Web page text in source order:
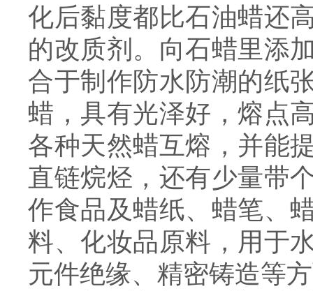
化后黏度都比石油蜡还
的改质剂。向石蜡里添
合于制作防水防潮的纸
蜡，具有光泽好，熔点
各种天然蜡互熔，并能
直链烷烃，还有少量带
作食品及蜡纸、蜡笔、
料、化妆品原料，用于
元件绝缘、精密铸造等